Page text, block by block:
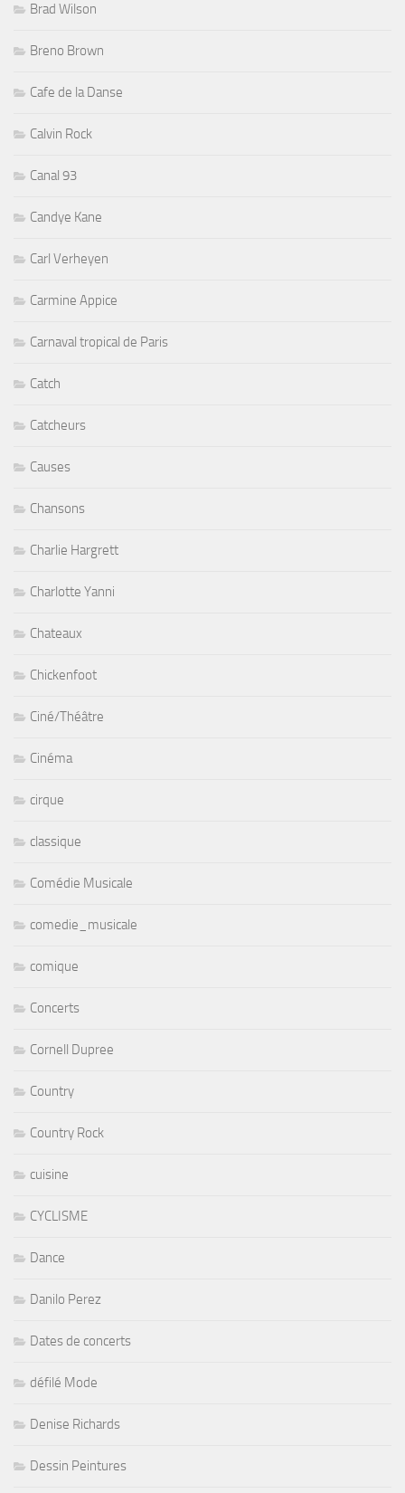
Brad Wilson
Breno Brown
Cafe de la Danse
Calvin Rock
Canal 93
Candye Kane
Carl Verheyen
Carmine Appice
Carnaval tropical de Paris
Catch
Catcheurs
Causes
Chansons
Charlie Hargrett
Charlotte Yanni
Chateaux
Chickenfoot
Ciné/Théâtre
Cinéma
cirque
classique
Comédie Musicale
comedie_musicale
comique
Concerts
Cornell Dupree
Country
Country Rock
cuisine
CYCLISME
Dance
Danilo Perez
Dates de concerts
défilé Mode
Denise Richards
Dessin Peintures